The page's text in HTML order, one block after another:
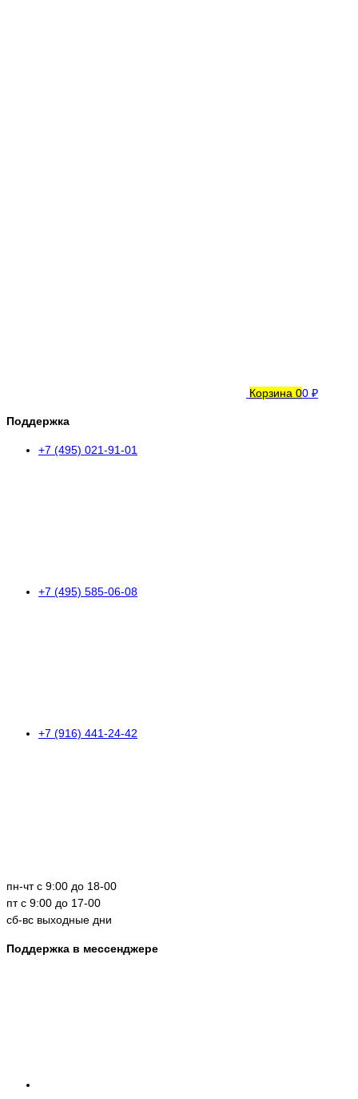
Корзина 00 ₽
Поддержка
+7 (495) 021-91-01
+7 (495) 585-06-08
+7 (916) 441-24-42
пн-чт с 9:00 до 18-00
пт с 9:00 до 17-00
сб-вс выходные дни
Поддержка в мессенджере